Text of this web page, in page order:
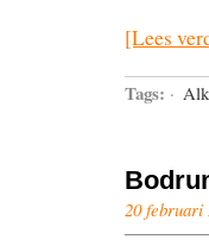
[Lees
Tags: ·
20 februari